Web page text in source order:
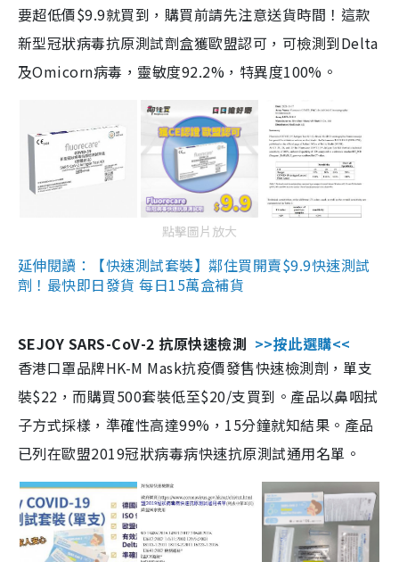
要超低價$9.9就買到，購買前請先注意送貨時間！這款
新型冠狀病毒抗原測試劑盒獲歐盟認可，可檢測到Delta
及Omicorn病毒，靈敏度92.2%，特異度100%。
點擊圖片放大
延伸閱讀：【快速測試套裝】鄰住買開賣$9.9快速測試
劑！最快即日發貨 每日15萬盒補貨
SEJOY SARS-CoV-2 抗原快速檢測 >>按此選購<<
香港口罩品牌HK-M Mask抗疫價發售快速檢測劑，單支
裝$22，而購買500套裝低至$20/支買到。產品以鼻咽拭
子方式採樣，準確性高達99%，15分鐘就知結果。產品
已列在歐盟2019冠狀病毒病快速抗原測試通用名單。